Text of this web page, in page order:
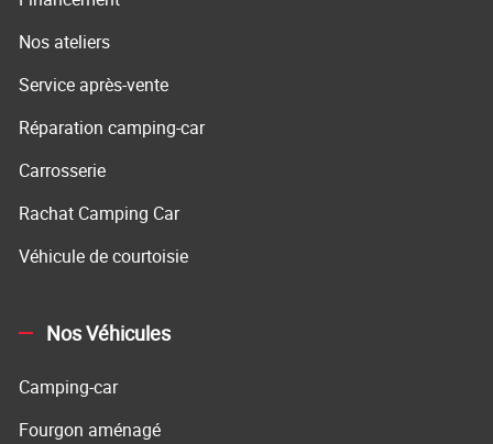
Nos ateliers
Service après-vente
Réparation camping-car
Carrosserie
Rachat Camping Car
Véhicule de courtoisie
Nos Véhicules
Camping-car
Fourgon aménagé